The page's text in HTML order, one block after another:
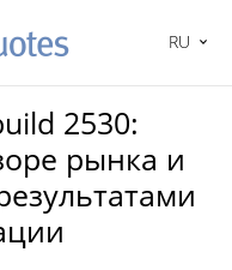
RU
2530:
рынка и